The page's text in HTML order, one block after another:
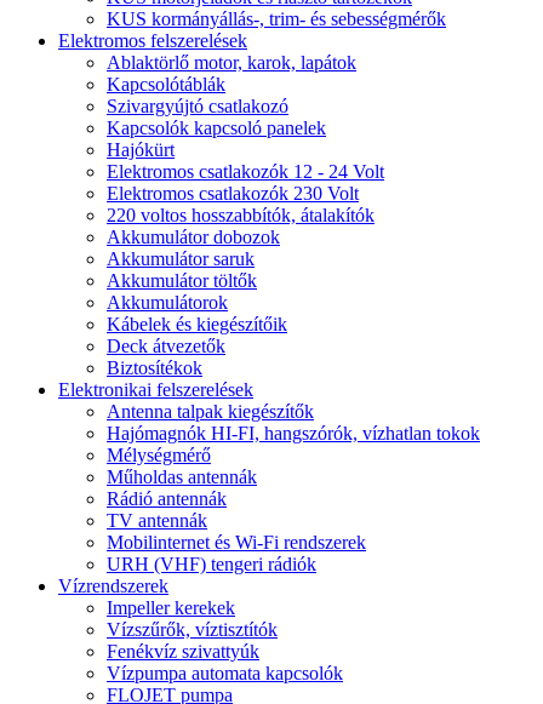
KUS kormányállás-, trim- és sebességmérők
Elektromos felszerelések
Ablaktörlő motor, karok, lapátok
Kapcsolótáblák
Szivargyújtó csatlakozó
Kapcsolók kapcsoló panelek
Hajókürt
Elektromos csatlakozók 12 - 24 Volt
Elektromos csatlakozók 230 Volt
220 voltos hosszabbítók, átalakítók
Akkumulátor dobozok
Akkumulátor saruk
Akkumulátor töltők
Akkumulátorok
Kábelek és kiegészítőik
Deck átvezetők
Biztosítékok
Elektronikai felszerelések
Antenna talpak kiegészítők
Hajómagnók HI-FI, hangszórók, vízhatlan tokok
Mélységmérő
Műholdas antennák
Rádió antennák
TV antennák
Mobilinternet és Wi-Fi rendszerek
URH (VHF) tengeri rádiók
Vízrendszerek
Impeller kerekek
Vízszűrők, víztisztítók
Fenékvíz szivattyúk
Vízpumpa automata kapcsolók
FLOJET pumpa